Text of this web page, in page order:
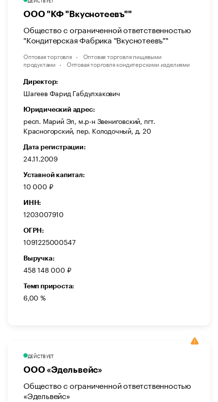
ООО "КФ "Вкуснотеевъ""
Общество с ограниченной ответственностью
"Кондитерская Фабрика "Вкуснотеевъ""
Оптовая торговля
Оптовая торговля пищевыми
продуктами
Оптовая торговля кондитерскими изделиями
Директор:
Шагеев Фарид Габдулхакович
Юридический адрес:
респ. Марий Эл, м.р-н Звениговский, пгт.
Красногорский, пер. Колодочный, д. 20
Дата регистрации:
24.11.2009
Уставной капитал:
10 000 ₽
ИНН:
1203007910
ОГРН:
1091225000547
Выручка:
458 148 000 ₽
Темп прироста:
6,00 %
ДЕЙСТВУЕТ
ООО «Эдельвейс»
Общество с ограниченной ответственностью
«Эдельвейс»